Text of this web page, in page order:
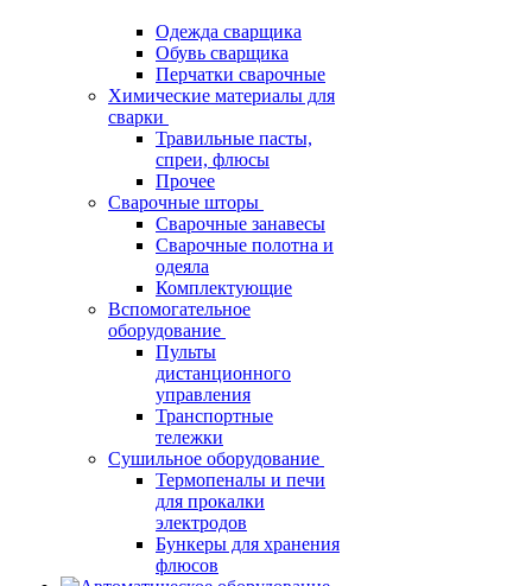
Одежда сварщика
Обувь сварщика
Перчатки сварочные
Химические материалы для
сварки
Травильные пасты,
спреи, флюсы
Прочее
Сварочные шторы
Сварочные занавесы
Сварочные полотна и
одеяла
Комплектующие
Вспомогательное
оборудование
Пульты
дистанционного
управления
Транспортные
тележки
Сушильное оборудование
Термопеналы и печи
для прокалки
электродов
Бункеры для хранения
флюсов